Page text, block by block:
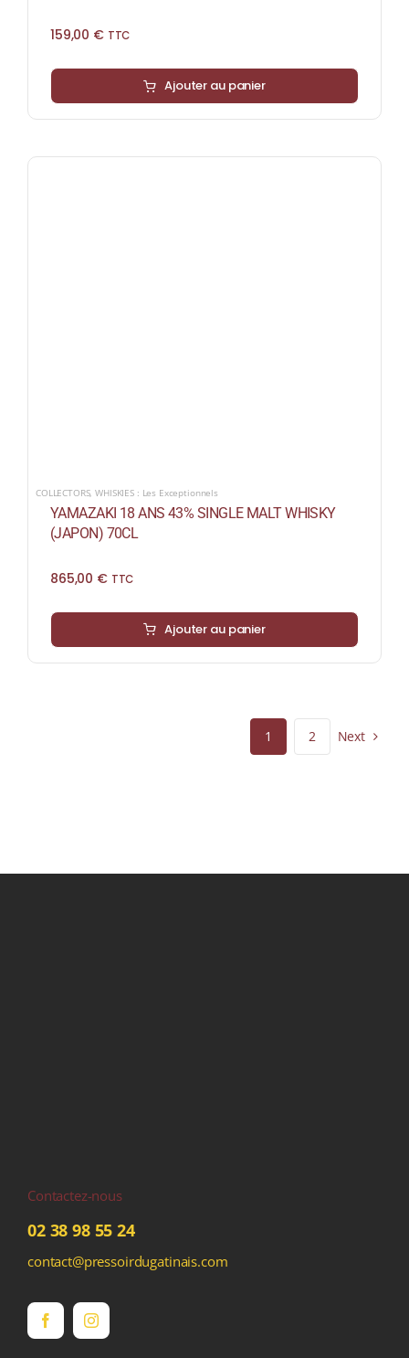
159,00 € TTC
Ajouter au panier
COLLECTORS,WHISKIES : Les Exceptionnels
YAMAZAKI 18 ANS 43% SINGLE MALT WHISKY
(JAPON) 70CL
865,00 € TTC
Ajouter au panier
1 2 Next
Contactez-nous
02 38 98 55 24
contact@pressoirdugatinais.com